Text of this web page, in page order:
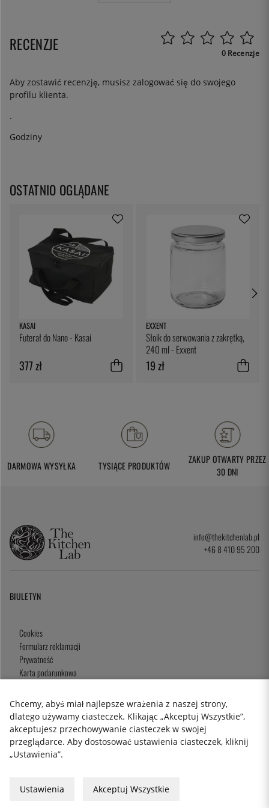
RECENZJE 0 Recenzje
Aby zostawić recenzję, musisz zalogować się do swojego
profilu klienta.
.
Godziny
OSTATNIO OGLĄDANE
KASAI
Futerał do Nano - Kasai
377 zł
EXXENT
Słoik do serwowania z zakrętką,
240 ml - Exxent
19 zł
DARMOWA WYSYŁKA TYSIĄCE PRODUKTÓW
ZAKUP OTWARTY PRZEZ
30 DNI
info@thekitchenlab.pl
+46 8 410 95 200
BIULETYN
Cookies
Formularz reklamacji
Prywatność
Karta podarunkowa
2026 KitchenLab AB
Chcemy, abyś miał najlepsze wrażenia z naszej strony,
dlatego używamy ciasteczek. Klikając „Akceptuj Wszystkie”,
akceptujesz przechowywanie ciasteczek w swojej
przeglądarce. Aby dostosować ustawienia ciasteczek, kliknij
„Ustawienia”.
Ustawienia Akceptuj Wszystkie